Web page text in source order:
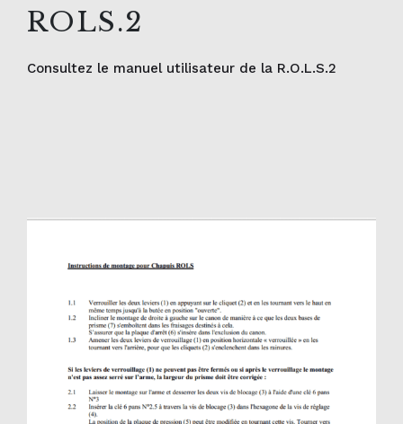
ROLS.2
Consultez le manuel utilisateur de la R.O.L.S.2